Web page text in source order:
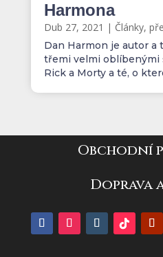
Harmona
Dub 27, 2021 | Články,
Dan Harmon je autor a
třemi velmi oblíbenými
Rick a Morty a té, o
Obchodní
Doprava